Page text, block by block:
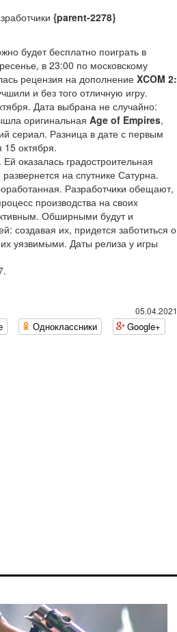
{parent-2278}
будет бесплатно поиграть в
в 23:00 по московскому
рецензия на дополнение XCOM 2:
и без того отличную игру.
Дата выбрана не случайно:
оригинальная Age of Empires,
сериал. Разница в дате с первым
15 октября.
оказалась градостроительная
на спутнике Сатурна.
Разработчики обещают,
производства на своих
Обширными будут и
создавая их, придется заботиться о
уязвимыми. Даты релиза у игры
05.04.2021
Одноклассники Google+